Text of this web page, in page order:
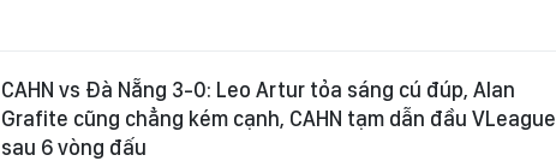
CAHN vs Đà Nẵng 3-0: Leo Artur tỏa sáng cú đúp, Alan
Grafite cũng chẳng kém cạnh, CAHN tạm dẫn đầu VLeague
sau 6 vòng đấu